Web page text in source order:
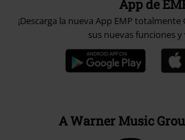
App de
¡Descarga la nueva App EMP
sus nuevas funciones y
A Warner Music